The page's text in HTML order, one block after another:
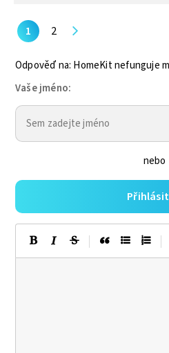
1 2
Odpověď na: HomeKit nefunguje
Vaše jméno:
nebo